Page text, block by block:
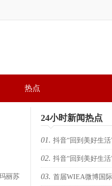
热点
丽苏
24小时新闻热点
01. 抖音“回到美好生
局，替都市人预约一场
02. 抖音“回到美好生
局，替都市人预约一场
03. 首届WIEA微博国